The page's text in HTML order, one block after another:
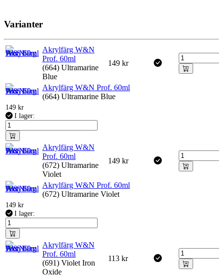
Varianter
Akrylfärg W&N
Prof. 60ml
(664) Ultramarine
Blue
149 kr
Akrylfärg W&N Prof. 60ml
(664) Ultramarine Blue
149 kr
I lager:
Akrylfärg W&N
Prof. 60ml
(672) Ultramarine
Violet
149 kr
Akrylfärg W&N Prof. 60ml
(672) Ultramarine Violet
149 kr
I lager:
Akrylfärg W&N
Prof. 60ml
(691) Violet Iron
Oxide
113 kr